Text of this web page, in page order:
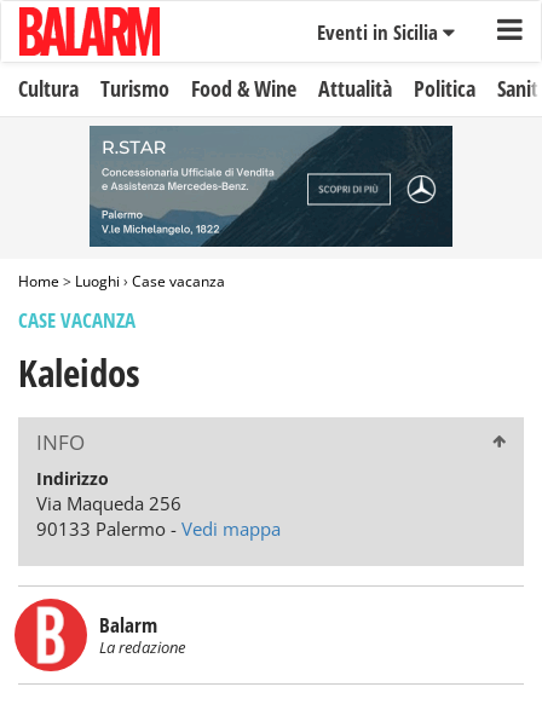
Eventi in Sicilia
Cultura Turismo Food & Wine Attualità Politica
Home> Luoghi › Case vacanza
CASE VACANZA
Kaleidos
INFO
Indirizzo
Via Maqueda 256
90133 Palermo - Vedi mappa
Balarm
La redazione